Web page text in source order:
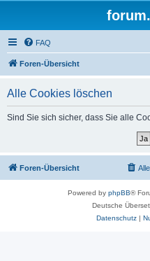
FAQ
Foren-Übersicht
Alle Cookies löschen
Sind Sie sich sicher, dass Sie alle
Foren-Übersicht
Powered by phpBB®
Deutsche
Datenschutz|